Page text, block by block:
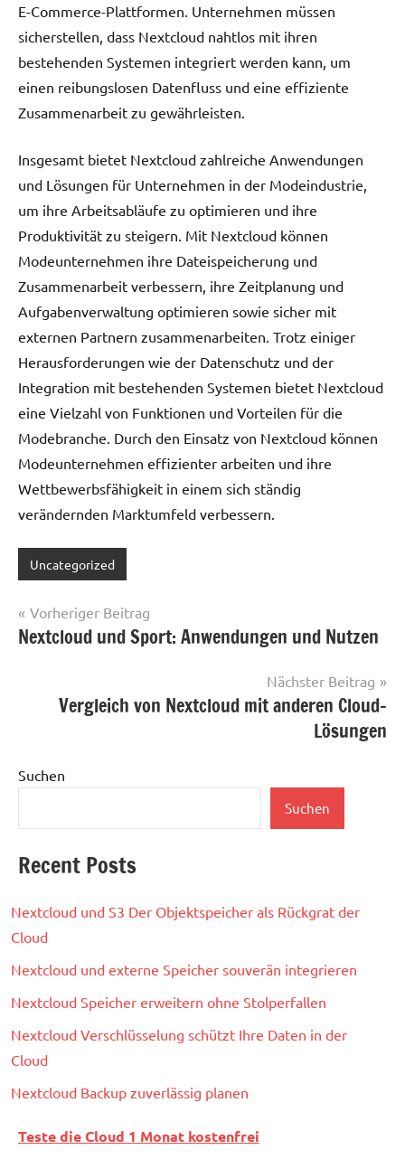
E-Commerce-Plattformen. Unternehmen müssen
sicherstellen, dass Nextcloud nahtlos mit ihren
bestehenden Systemen integriert werden kann, um
einen reibungslosen Datenfluss und eine effiziente
Zusammenarbeit zu gewährleisten.
Insgesamt bietet Nextcloud zahlreiche Anwendungen
und Lösungen für Unternehmen in der Modeindustrie,
um ihre Arbeitsabläufe zu optimieren und ihre
Produktivität zu steigern. Mit Nextcloud können
Modeunternehmen ihre Dateispeicherung und
Zusammenarbeit verbessern, ihre Zeitplanung und
Aufgabenverwaltung optimieren sowie sicher mit
externen Partnern zusammenarbeiten. Trotz einiger
Herausforderungen wie der Datenschutz und der
Integration mit bestehenden Systemen bietet Nextcloud
eine Vielzahl von Funktionen und Vorteilen für die
Modebranche. Durch den Einsatz von Nextcloud können
Modeunternehmen effizienter arbeiten und ihre
Wettbewerbsfähigkeit in einem sich ständig
verändernden Marktumfeld verbessern.
Uncategorized
Beitragsnavigation
Vorheriger Beitrag
Nextcloud und Sport: Anwendungen und Nutzen
Nächster Beitrag
Vergleich von Nextcloud mit anderen Cloud-
Lösungen
Suchen
Suchen
Recent Posts
Nextcloud und S3 Der Objektspeicher als Rückgrat der
Cloud
Nextcloud und externe Speicher souverän integrieren
Nextcloud Speicher erweitern ohne Stolperfallen
Nextcloud Verschlüsselung schützt Ihre Daten in der
Cloud
Nextcloud Backup zuverlässig planen
Teste die Cloud 1 Monat kostenfrei